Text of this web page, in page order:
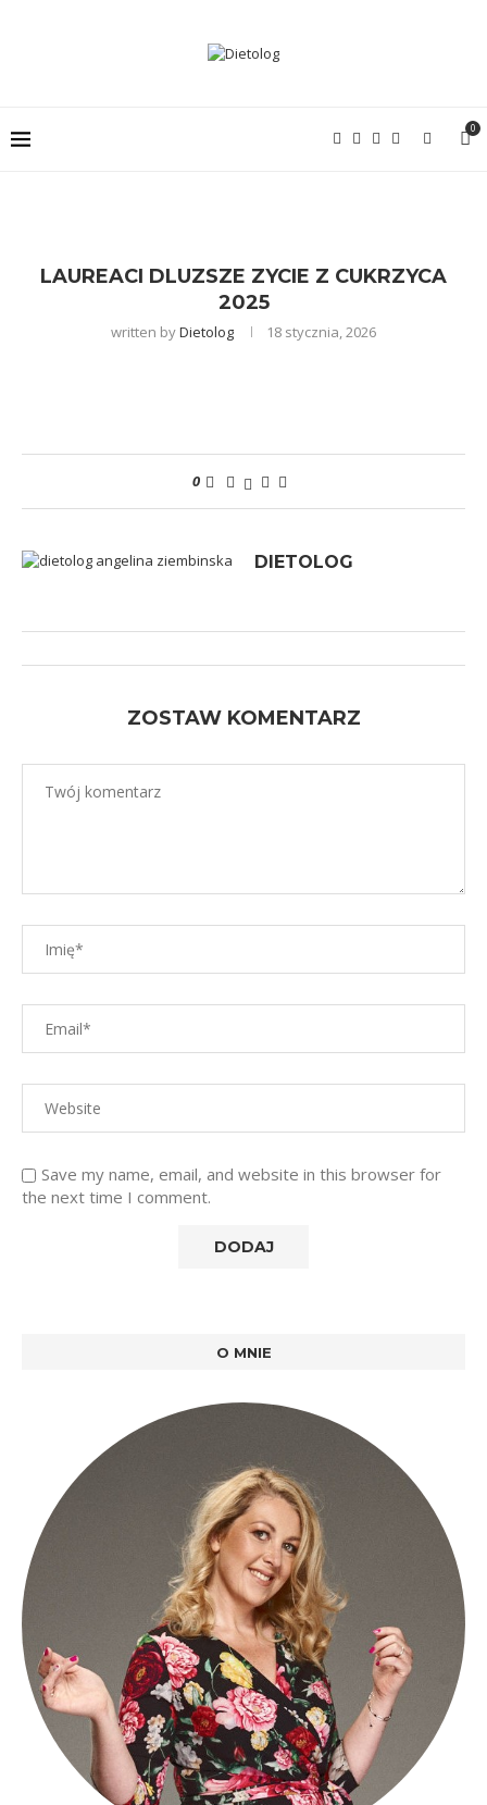
0
LAUREACI DLUZSZE ZYCIE Z CUKRZYCA
2025
written byDietolog 18 stycznia, 2026
0
DIETOLOG
ZOSTAW KOMENTARZ
Save my name, email, and website in this browser for
the next time I comment.
O MNIE